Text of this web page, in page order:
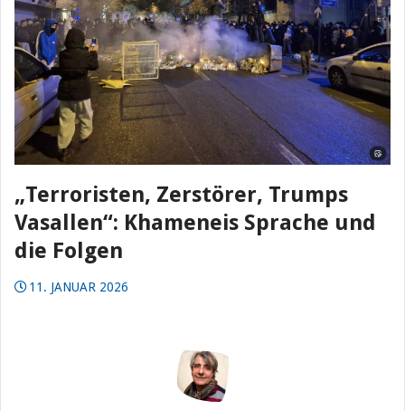
„Terroristen, Zerstörer, Trumps
Vasallen“: Khameneis Sprache und
die Folgen
11. JANUAR 2026